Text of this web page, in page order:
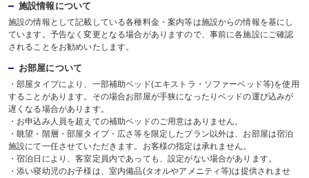
施設情報について
施設の情報として記載している各種料金・案内等は施設からの情報を基にし
ています。予告なく変更となる場合がありますので、事前に各施設にご確認
されることをお勧めいたします。
お部屋について
・部屋タイプにより、一部補助ベッド(エキストラ・ソファーベッド等)を使用
することがあります。その場合お部屋が手狭になったりベッドの運び込みが
遅くなる場合があります。
・お申込み人員を超えての補助ベッドのご用意はありません。
・眺望・階層・部屋タイプ・広さ等を限定したプラン以外は、お部屋は宿泊
施設にて一任させていただきます。お客様の指定は承れません。
・宿泊日により、客室定員内であっても、設定がない場合があります。
・添い寝幼児のお子様は、室内備品(タオルやアメニティ等)は提供されませ